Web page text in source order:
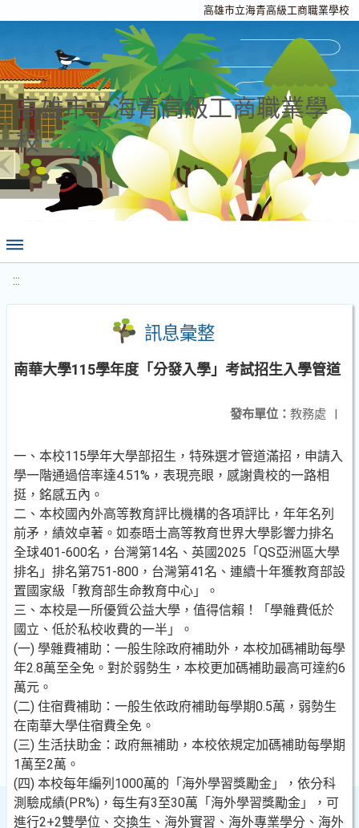
高雄市立海青高級工商職業學校
高雄市立海青高級工商職業學
校
:::
訊息彙整
南華大學115學年度「分發入學」考試招生入學管道
發布單位： 教務處 |
一、本校115學年大學部招生，特殊選才管道滿招，申請入
學一階通過倍率達4.51%，表現亮眼，感謝貴校的一路相
挺，銘感五內。
二、本校國內外高等教育評比機構的各項評比，年年名列
前矛，績效卓著。如泰晤士高等教育世界大學影響力排名
全球401-600名，台灣第14名、英國2025「QS亞洲區大學
排名」排名第751-800，台灣第41名、連續十年獲教育部設
置國家級「教育部生命教育中心」。
三、本校是一所優質公益大學，值得信賴！「學雜費低於
國立、低於私校收費的一半」。
(一) 學雜費補助：一般生除政府補助外，本校加碼補助每學
年2.8萬至全免。對於弱勢生，本校更加碼補助最高可達約6
萬元。
(二) 住宿費補助：一般生依政府補助每學期0.5萬，弱勢生
在南華大學住宿費全免。
(三) 生活扶助金：政府無補助，本校依規定加碼補助每學期
1萬至2萬。
(四) 本校每年編列1000萬的「海外學習獎勵金」，依分科
測驗成績(PR%)，每生有3至30萬「海外學習獎勵金」，可
進行2+2雙學位、交換生、海外實習、海外專業學分、海外